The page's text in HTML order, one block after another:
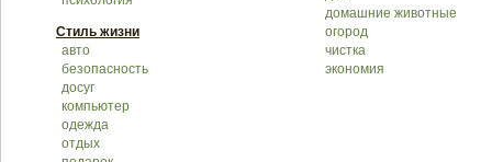
Стиль жизни
авто
безопасность
досуг
компьютер
одежда
отдых
домашние животные
огород
чистка
экономия